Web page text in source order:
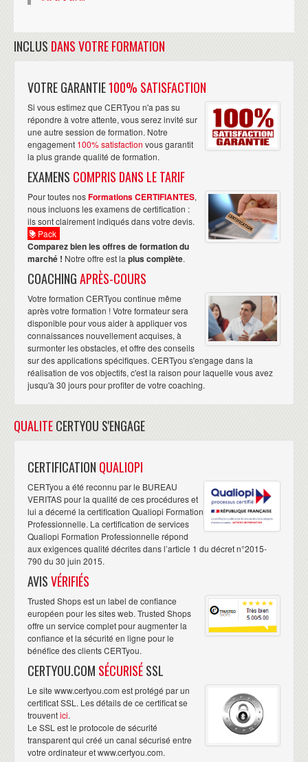
INCLUS DANS VOTRE FORMATION
VOTRE GARANTIE100% SATISFACTION
Si vous estimez que CERTyou n'a pas su
répondre à votre attente, vous serez invité sur
une autre session de formation. Notre
engagement 100% satisfaction vous garantit
la plus grande qualité de formation.
EXAMENS COMPRIS DANS LE TARIF
Pour toutes nosFormations CERTIFIANTES,
nous incluons les examens de certification :
ils sont clairement indiqués dans votre devis.
Pack
Comparez bien les offres de formation du
marché ! Notre offre est la plus complète.
COACHINGAPRÈS-COURS
Votre formation CERTyou continue même
après votre formation ! Votre formateur sera
disponible pour vous aider à appliquer vos
connaissances nouvellement acquises, à
surmonter les obstacles, et offre des conseils
sur des applications spécifiques. CERTyou s'engage dans la
réalisation de vos objectifs, c'est la raison pour laquelle vous avez
jusqu'à 30 jours pour profiter de votre coaching.
QUALITECERTYOU S'ENGAGE
CERTIFICATION QUALIOPI
CERTyou a été reconnu par le BUREAU
VERITAS pour la qualité de ces procédures et
lui a décerné la certification Qualiopi Formation
Professionnelle. La certification de services
Qualiopi Formation Professionnelle répond
aux exigences qualité décrites dans l’article 1 du décret n°2015-
790 du 30 juin 2015.
AVISVÉRIFIÉS
Trusted Shops est un label de confiance
européen pour les sites web. Trusted Shops
offre un service complet pour augmenter la
confiance et la sécurité en ligne pour le
bénéfice des clients CERTyou.
CERTYOU.COM SÉCURISÉSSL
Le site www.certyou.com est protégé par un
certificat SSL. Les détails de ce certificat se
trouventici.
Le SSL est le protocole de sécurité
transparent qui créé un canal sécurisé entre
votre ordinateur et www.certyou.com.